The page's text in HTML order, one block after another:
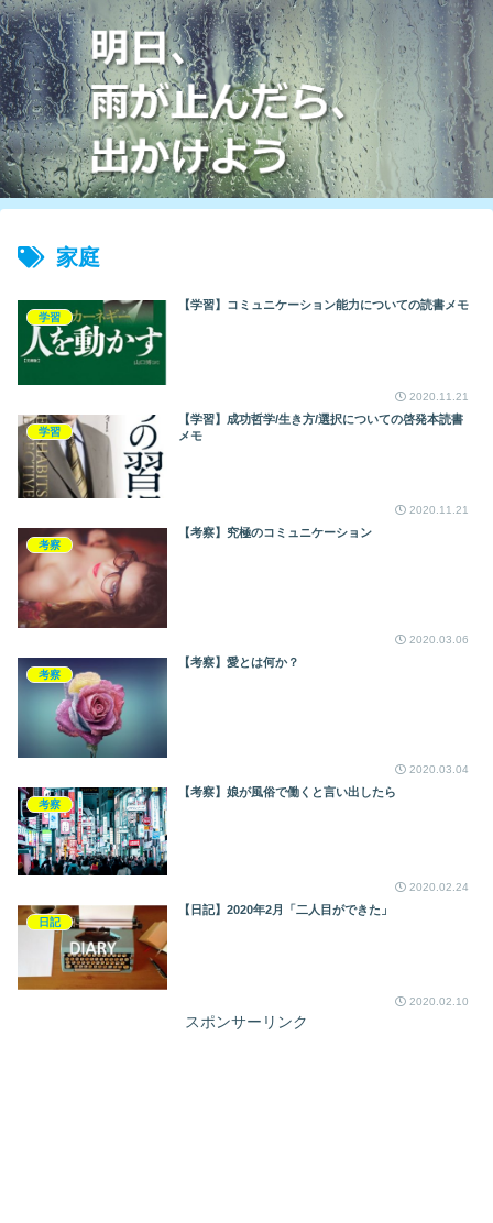
家庭
学習
【学習】コミュニケーション能力についての読書メモ
2020.11.21
学習
【学習】成功哲学/生き方/選択についての啓発本読書
メモ
2020.11.21
考察
【考察】究極のコミュニケーション
2020.03.06
考察
【考察】愛とは何か？
2020.03.04
考察
【考察】娘が風俗で働くと言い出したら
2020.02.24
日記
【日記】2020年2月「二人目ができた」
2020.02.10
スポンサーリンク